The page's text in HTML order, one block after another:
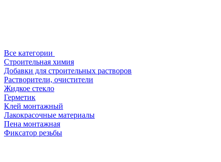
Все категории
Строительная химия
Добавки для строительных растворов
Растворители, очистители
Жидкое стекло
Герметик
Клей монтажный
Лакокрасочные материалы
Пена монтажная
Фиксатор резьбы